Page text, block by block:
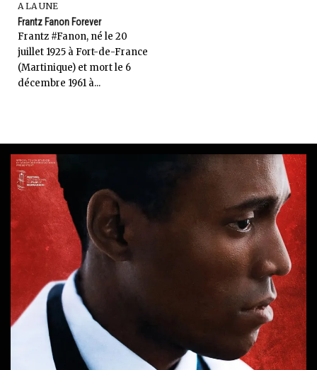
A LA UNE
Frantz Fanon Forever
Frantz #Fanon, né le 20
juillet 1925 à Fort-de-France
(Martinique) et mort le 6
décembre 1961 à...